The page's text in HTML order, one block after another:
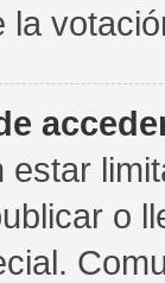
la
estar
o